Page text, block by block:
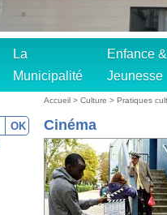
La
Municipalité
Enfance &
Jeunesse
Accueil >Culture>Pratiques
Cinéma